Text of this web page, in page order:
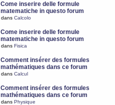
Come inserire delle formule
matematiche in questo forum
dans Calcolo
Come inserire delle formule
matematiche in questo forum
dans Fisica
Comment insérer des formules
mathématiques dans ce forum
dans Calcul
Comment insérer des formules
mathématiques dans ce forum
dans Physique